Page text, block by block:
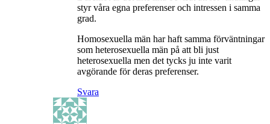
styr våra egna preferenser och intressen i samma
grad.
Homosexuella män har haft samma förväntningar
som heterosexuella män på att bli just
heterosexuella men det tycks ju inte varit
avgörande för deras preferenser.
Svara